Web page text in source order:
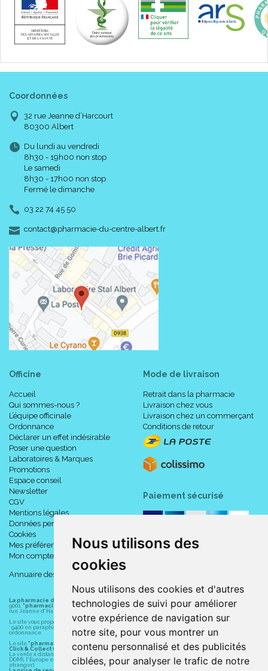
Nous utilisons des
cookies
Nous utilisons des cookies et d'autres
technologies de suivi pour améliorer
votre expérience de navigation sur
notre site, pour vous montrer un
contenu personnalisé et des publicités
ciblées, pour analyser le trafic de notre
Coordonnées
32 rue Jeanne d’Harcourt
80300 Albert
Du lundi au vendredi
8h30 - 19h00 non stop
Le samedi
8h30 - 17h00 non stop
Fermé le dimanche
03 22 74 45 50
contact-
@-
pharmacie-du-centre-albert.fr
Officine
Accueil
Qui sommes-nous ?
L’équipe officinale
Ordonnance
Déclarer un effet indésirable
Poser une question
Laboratoires & Marques
Promotions
Espace conseil
Newsletter
CGV
Mentions légales
Données personnelles
Cookies
Mes préférences Cookies
Mon compte
Annuaire des pharmacies
Mode de livraison
Retrait dans la pharmacie
Livraison chez vous
Livraison chez un commerçant
Conditions de retour
Paiement sécurisé
La pharmacie du centre à Albert (80300) est une pharmacie française certifiée ISO
9001. "pharmacie-du-centre-albert.fr "est le site internet de la pharmacie du centre
rue Jeanne d' Harcourt, 80300 Albert.
Le site vous propose un large choix de plus de 11000 références, au prix les plus bas possible
: 9400 en parapharmacie, animaux, orthopédie, matériel médical. 1700 en médicaments sans
ordonnance.
Le site "pharmacie-du-centre-albert.fr" vous propose les service suivants :
Click & Collect (retrait gratuit dans la pharmacie).
La vente à distance chez vous et/ou chez un commerçant sur la France (Andorre, Monaco et
DOM), l' Europe et le monde entier (livraison assuré par Colissimo et ses partenaires à l'
étranger).